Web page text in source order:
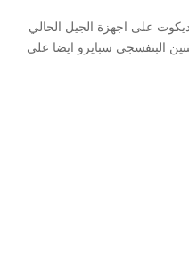
على اجهزة الجيل الحالي
البنفسجي سبايرو ايضا على